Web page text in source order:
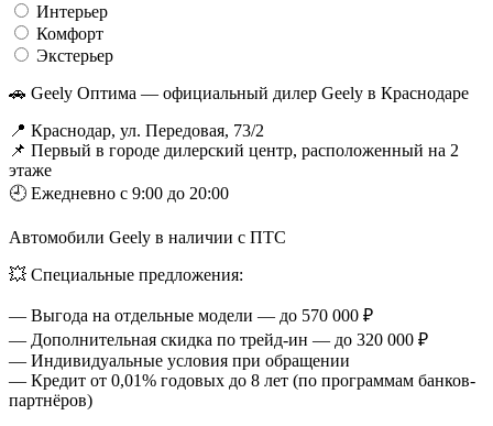
Интерьер
Комфорт
Экстерьер
🚗 Geely Оптима — официальный дилер Geely в Краснодаре
📍 Краснодар, ул. Передовая, 73/2
📌 Первый в городе дилерский центр, расположенный на 2
этаже
🕘 Ежедневно с 9:00 до 20:00
Автомобили Geely в наличии с ПТС
💥 Специальные предложения:
— Выгода на отдельные модели — до 570 000 ₽
— Дополнительная скидка по трейд-ин — до 320 000 ₽
— Индивидуальные условия при обращении
— Кредит от 0,01% годовых до 8 лет (по программам банков-
партнёров)